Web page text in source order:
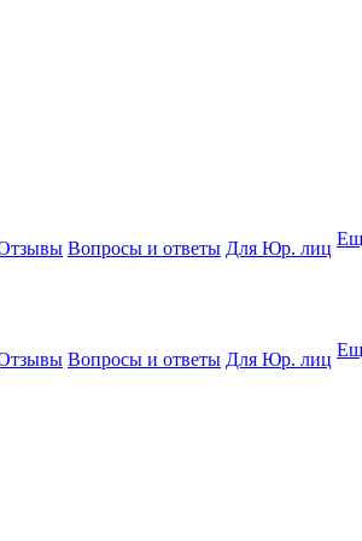
Вопросы и ответы Для Юр. лиц
Вопросы и ответы Для Юр. лиц